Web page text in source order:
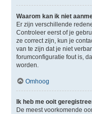
Waarom kan ik niet
Er zijn verschillende
Controleer eerst of je
ze correct zijn, kun je
van te zijn dat je niet
forumconfiguratie fout is,
worden.
Omhoog
Ik heb me ooit
De meest voorkomende